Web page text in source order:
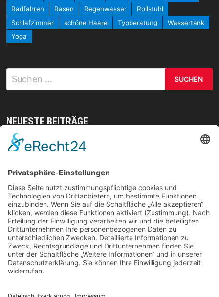
Radfahren
Rasen Regenwasser
Rollstuhl
Schlafzimmer
schöne Haare Typberatung
Wassertank
Yoga
Suchen
nach:
NEUESTE BEITRÄGE
Mit gezielten Übungen zur Sicherheit in allen
Sprachaufgaben mühelos
Vom Kern zur Ernte: So legst du den Grundstein
für deinen Erfolg im Homegrow
Effiziente Wassernutzung im Brandschutz: Was
Lagerstrategien wirklich verändern können
Trennungen ohne Fallstricke: So schützen Sie Ihr
Vermögen und Ihre Rechte im Familienalltag